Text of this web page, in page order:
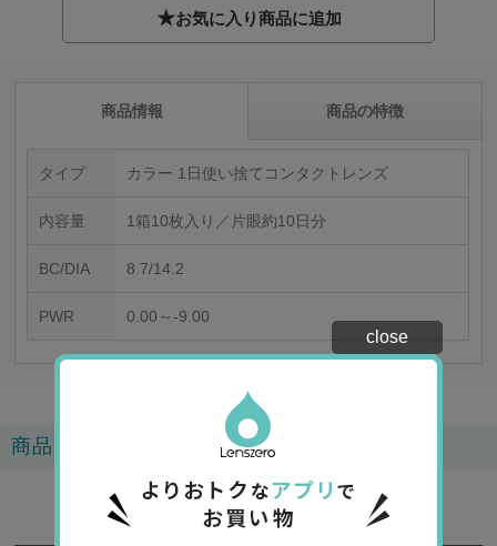
★お気に入り商品に追加
商品情報
タイプ カラー 1日使い捨てコンタクトレンズ
内容量 1箱10枚入り／片眼約10日分
BC/DIA 8.7/14.2
PWR 0.00～-9.00
商品の特徴
商品レビュー
4.5 レビュー
close